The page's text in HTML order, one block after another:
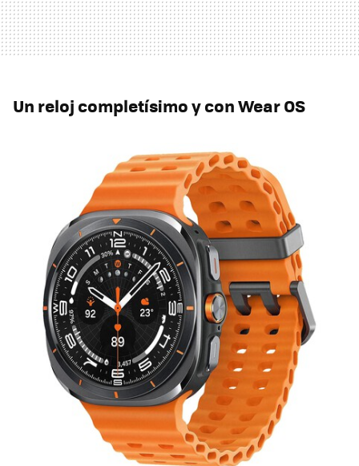
Un reloj completísimo y con Wear OS